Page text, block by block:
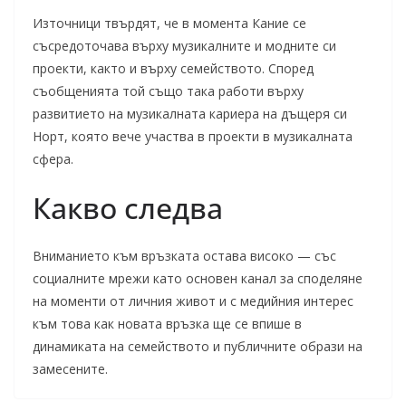
Източници твърдят, че в момента Кание се
съсредоточава върху музикалните и модните си
проекти, както и върху семейството. Според
съобщенията той също така работи върху
развитието на музикалната кариера на дъщеря си
Норт, която вече участва в проекти в музикалната
сфера.
Какво следва
Вниманието към връзката остава високо — със
социалните мрежи като основен канал за споделяне
на моменти от личния живот и с медийния интерес
към това как новата връзка ще се впише в
динамиката на семейството и публичните образи на
замесените.